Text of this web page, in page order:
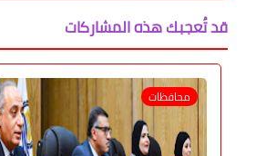
قد تُعجبك هذه المشاركات
محافظات